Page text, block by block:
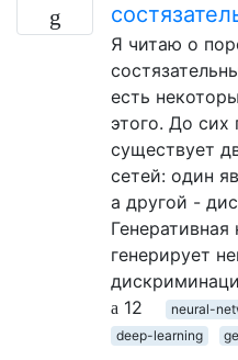
Я читаю о
есть
этого. До сих
существует
сетей: один
а другой -
Генеративная
генерирует
12
neural-
deep-learning